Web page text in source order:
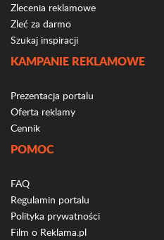
Zlecenia reklamowe
Zleć za darmo
Szukaj inspiracji
KAMPANIE REKLAMOWE
Prezentacja portalu
Oferta reklamy
Cennik
POMOC
FAQ
Regulamin portalu
Polityka prywatności
Film o Reklama.pl